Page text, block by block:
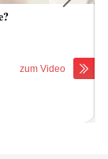
zum Video